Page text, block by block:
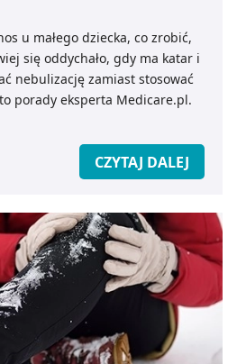
funkcjonalności
u małego dziecka, co zrobić,
się oddychało, gdy ma katar i
nebulizację zamiast stosować
porady eksperta Medicare.pl.
CZYTAJ DALEJ